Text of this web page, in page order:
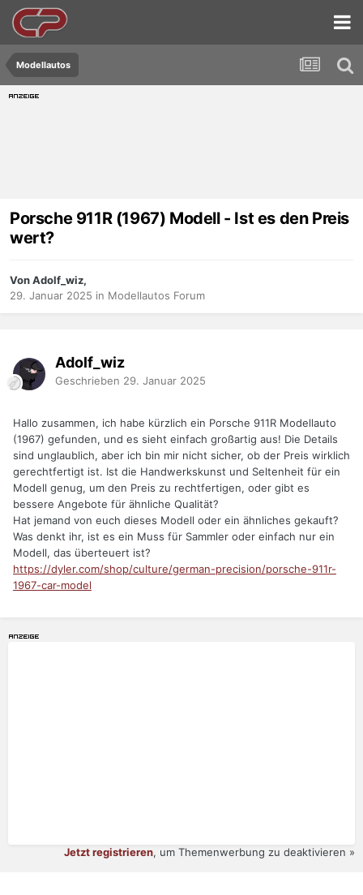
Modellautos
Porsche 911R (1967) Modell - Ist es den Preis
wert?
Von Adolf_wiz,
29. Januar 2025 in Modellautos Forum
Adolf_wiz
Geschrieben 29. Januar 2025
Hallo zusammen, ich habe kürzlich ein Porsche 911R Modellauto
(1967) gefunden, und es sieht einfach großartig aus! Die Details
sind unglaublich, aber ich bin mir nicht sicher, ob der Preis wirklich
gerechtfertigt ist. Ist die Handwerkskunst und Seltenheit für ein
Modell genug, um den Preis zu rechtfertigen, oder gibt es
bessere Angebote für ähnliche Qualität?
Hat jemand von euch dieses Modell oder ein ähnliches gekauft?
Was denkt ihr, ist es ein Muss für Sammler oder einfach nur ein
Modell, das überteuert ist?
https://dyler.com/shop/culture/german-precision/porsche-911r-
1967-car-model
Jetzt registrieren, um Themenwerbung zu deaktivieren »